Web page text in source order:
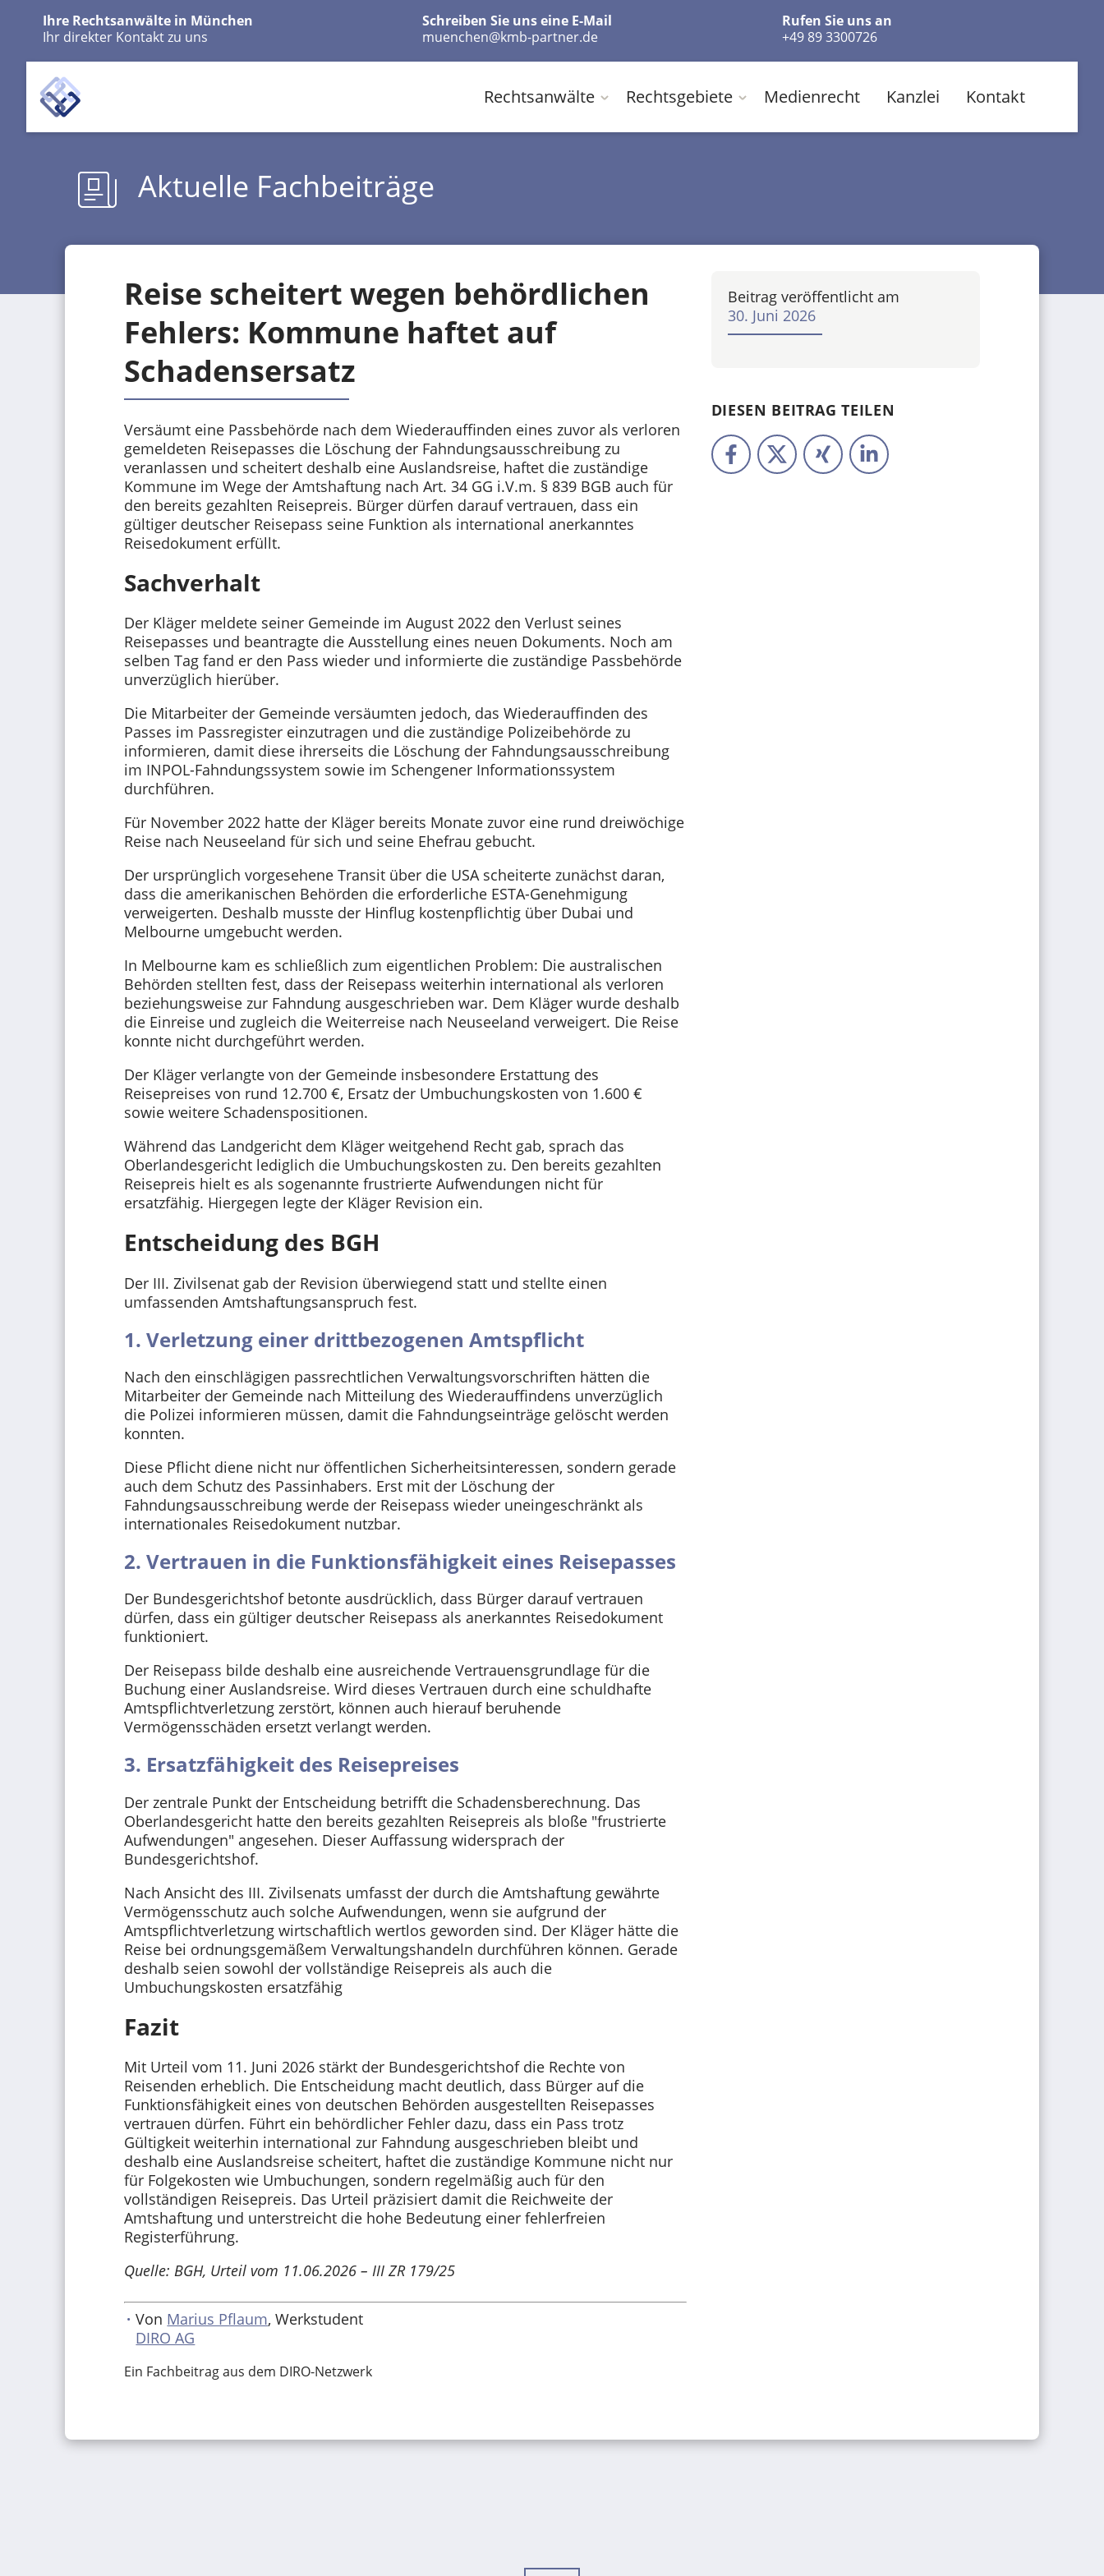
Ihre Rechtsanwälte in München
Ihr direkter Kontakt zu uns
Schreiben Sie uns eine E-Mail
muenchen@kmb-partner.de
Rufen Sie uns an
+49 89 3300726
Rechtsanwälte Rechtsgebiete Medienrecht Kanzlei Kontakt
Aktuelle Fachbeiträge
Reise scheitert wegen behördlichen
Fehlers: Kommune haftet auf
Schadensersatz
Versäumt eine Passbehörde nach dem Wiederauffinden eines zuvor als verloren
gemeldeten Reisepasses die Löschung der Fahndungsausschreibung zu
veranlassen und scheitert deshalb eine Auslandsreise, haftet die zuständige
Kommune im Wege der Amtshaftung nach Art. 34 GG i.V.m. § 839 BGB auch für
den bereits gezahlten Reisepreis. Bürger dürfen darauf vertrauen, dass ein
gültiger deutscher Reisepass seine Funktion als international anerkanntes
Reisedokument erfüllt.
Sachverhalt
Der Kläger meldete seiner Gemeinde im August 2022 den Verlust seines
Reisepasses und beantragte die Ausstellung eines neuen Dokuments. Noch am
selben Tag fand er den Pass wieder und informierte die zuständige Passbehörde
unverzüglich hierüber.
Die Mitarbeiter der Gemeinde versäumten jedoch, das Wiederauffinden des
Passes im Passregister einzutragen und die zuständige Polizeibehörde zu
informieren, damit diese ihrerseits die Löschung der Fahndungsausschreibung
im INPOL-Fahndungssystem sowie im Schengener Informationssystem
durchführen.
Für November 2022 hatte der Kläger bereits Monate zuvor eine rund dreiwöchige
Reise nach Neuseeland für sich und seine Ehefrau gebucht.
Der ursprünglich vorgesehene Transit über die USA scheiterte zunächst daran,
dass die amerikanischen Behörden die erforderliche ESTA-Genehmigung
verweigerten. Deshalb musste der Hinflug kostenpflichtig über Dubai und
Melbourne umgebucht werden.
In Melbourne kam es schließlich zum eigentlichen Problem: Die australischen
Behörden stellten fest, dass der Reisepass weiterhin international als verloren
beziehungsweise zur Fahndung ausgeschrieben war. Dem Kläger wurde deshalb
die Einreise und zugleich die Weiterreise nach Neuseeland verweigert. Die Reise
konnte nicht durchgeführt werden.
Der Kläger verlangte von der Gemeinde insbesondere Erstattung des
Reisepreises von rund 12.700 €, Ersatz der Umbuchungskosten von 1.600 €
sowie weitere Schadenspositionen.
Während das Landgericht dem Kläger weitgehend Recht gab, sprach das
Oberlandesgericht lediglich die Umbuchungskosten zu. Den bereits gezahlten
Reisepreis hielt es als sogenannte frustrierte Aufwendungen nicht für
ersatzfähig. Hiergegen legte der Kläger Revision ein.
Entscheidung des BGH
Der III. Zivilsenat gab der Revision überwiegend statt und stellte einen
umfassenden Amtshaftungsanspruch fest.
1. Verletzung einer drittbezogenen Amtspflicht
Nach den einschlägigen passrechtlichen Verwaltungsvorschriften hätten die
Mitarbeiter der Gemeinde nach Mitteilung des Wiederauffindens unverzüglich
die Polizei informieren müssen, damit die Fahndungseinträge gelöscht werden
konnten.
Diese Pflicht diene nicht nur öffentlichen Sicherheitsinteressen, sondern gerade
auch dem Schutz des Passinhabers. Erst mit der Löschung der
Fahndungsausschreibung werde der Reisepass wieder uneingeschränkt als
internationales Reisedokument nutzbar.
2. Vertrauen in die Funktionsfähigkeit eines Reisepasses
Der Bundesgerichtshof betonte ausdrücklich, dass Bürger darauf vertrauen
dürfen, dass ein gültiger deutscher Reisepass als anerkanntes Reisedokument
funktioniert.
Der Reisepass bilde deshalb eine ausreichende Vertrauensgrundlage für die
Buchung einer Auslandsreise. Wird dieses Vertrauen durch eine schuldhafte
Amtspflichtverletzung zerstört, können auch hierauf beruhende
Vermögensschäden ersetzt verlangt werden.
3. Ersatzfähigkeit des Reisepreises
Der zentrale Punkt der Entscheidung betrifft die Schadensberechnung. Das
Oberlandesgericht hatte den bereits gezahlten Reisepreis als bloße "frustrierte
Aufwendungen" angesehen. Dieser Auffassung widersprach der
Bundesgerichtshof.
Nach Ansicht des III. Zivilsenats umfasst der durch die Amtshaftung gewährte
Vermögensschutz auch solche Aufwendungen, wenn sie aufgrund der
Amtspflichtverletzung wirtschaftlich wertlos geworden sind. Der Kläger hätte die
Reise bei ordnungsgemäßem Verwaltungshandeln durchführen können. Gerade
deshalb seien sowohl der vollständige Reisepreis als auch die
Umbuchungskosten ersatzfähig
Fazit
Mit Urteil vom 11. Juni 2026 stärkt der Bundesgerichtshof die Rechte von
Reisenden erheblich. Die Entscheidung macht deutlich, dass Bürger auf die
Funktionsfähigkeit eines von deutschen Behörden ausgestellten Reisepasses
vertrauen dürfen. Führt ein behördlicher Fehler dazu, dass ein Pass trotz
Gültigkeit weiterhin international zur Fahndung ausgeschrieben bleibt und
deshalb eine Auslandsreise scheitert, haftet die zuständige Kommune nicht nur
für Folgekosten wie Umbuchungen, sondern regelmäßig auch für den
vollständigen Reisepreis. Das Urteil präzisiert damit die Reichweite der
Amtshaftung und unterstreicht die hohe Bedeutung einer fehlerfreien
Registerführung.
Quelle: BGH, Urteil vom 11.06.2026 – III ZR 179/25
Von Marius Pflaum, Werkstudent
DIRO AG
Ein Fachbeitrag aus dem DIRO-Netzwerk
Beitrag veröffentlicht am
30. Juni 2026
DIESEN BEITRAG TEILEN